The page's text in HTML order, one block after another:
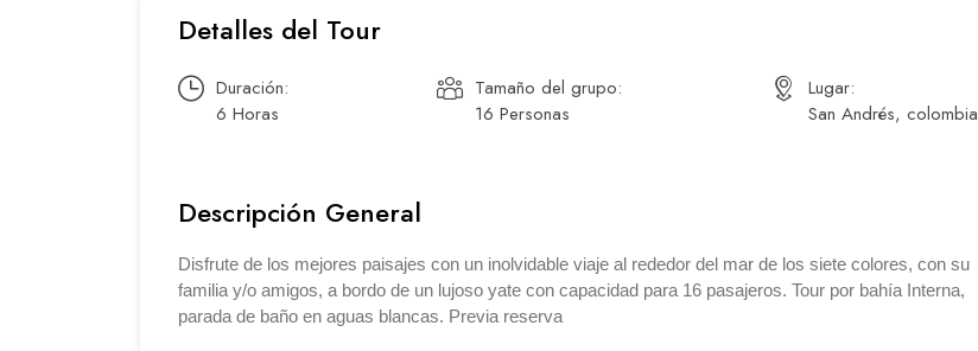
Detalles del Tour
Duración:
6 Horas
Tamaño del grupo:
16 Personas
Lugar:
San Andrés, colombia
Descripción General
Disfrute de los mejores paisajes con un inolvidable viaje al rededor del mar de los siete colores, con su
familia y/o amigos, a bordo de un lujoso yate con capacidad para 16 pasajeros. Tour por bahía Interna,
parada de baño en aguas blancas. Previa reserva